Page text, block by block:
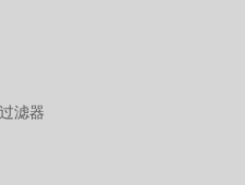
滤器